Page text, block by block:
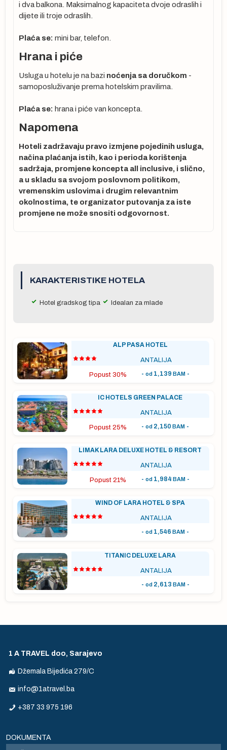
i dva balkona. Maksimalnog kapaciteta dvoje odraslih i
dijete ili troje odraslih.
Plaća se: mini bar, telefon.
Hrana i piće
Usluga u hotelu je na bazi noćenja sa doručkom -
samoposluživanje prema hotelskim pravilima.
Plaća se: hrana i piće van koncepta.
Napomena
Hoteli zadržavaju pravo izmjene pojedinih usluga,
načina plaćanja istih, kao i perioda korištenja
sadržaja, promjene koncepta all inclusive, i slično,
a u skladu sa svojom poslovnom politikom,
vremenskim uslovima i drugim relevantnim
okolnostima, te organizator putovanja za iste
promjene ne može snositi odgovornost.
KARAKTERISTIKE HOTELA
Hotel gradskog tipa Idealan za mlade
ALP PASA HOTEL
ANTALIJA
Popust 30% -od 1,139 BAM -
IC HOTELS GREEN PALACE
ANTALIJA
Popust 25% -od 2,150 BAM -
LIMAK LARA DELUXE HOTEL & RESORT
ANTALIJA
Popust 21% -od 1,984 BAM -
WIND OF LARA HOTEL & SPA
ANTALIJA
-od 1,546 BAM -
TITANIC DELUXE LARA
ANTALIJA
-od 2,613 BAM -
1 A TRAVEL doo, Sarajevo
Džemala Bijedića 279/C
info@1atravel.ba
+387 33 975 196
DOKUMENTA